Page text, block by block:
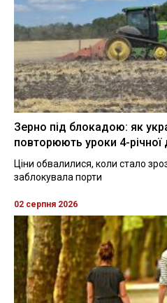
Зерно під блокадою: як
повторюють уроки 4-річної
Ціни обвалилися, коли стало
заблокувала порти
02 серпня 2026